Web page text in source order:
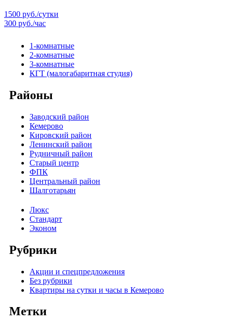
1500 руб./сутки
300 руб./час
1-комнатные
2-комнатные
3-комнатные
КГТ (малогабаритная студия)
Районы
Заводский район
Кемерово
Кировский район
Ленинский район
Рудничный район
Старый центр
ФПК
Центральный район
Шалготарьян
Люкс
Стандарт
Эконом
Рубрики
Акции и спецпредложения
Без рубрики
Квартиры на сутки и часы в Кемерово
Метки